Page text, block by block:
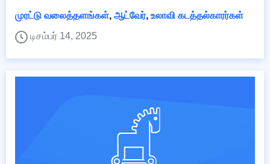
முரட்டு வலைத்தளங்கள், ஆட்வேர், உலாவி கடத்தல்காரர்கள்
டிசம்பர் 14, 2025